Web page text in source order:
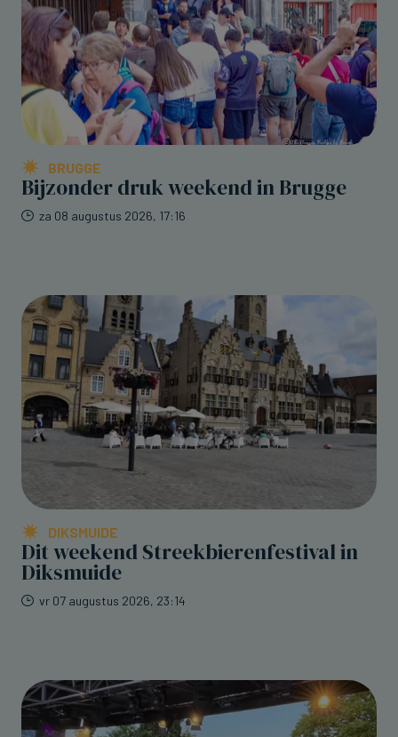
BRUGGE
Bijzonder druk weekend in Brugge
za 08 augustus 2026, 17:16
DIKSMUIDE
Dit weekend Streekbierenfestival in
Diksmuide
vr 07 augustus 2026, 23:14